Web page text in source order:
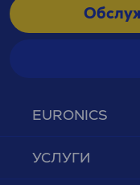
EURONICS
УСЛУГИ